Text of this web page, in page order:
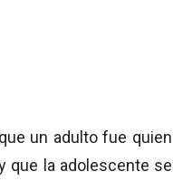
un adulto fue quien
que la adolescente se